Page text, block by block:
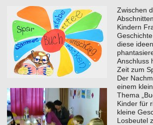
Zwischen
Kindern
diese
Anschluss
Zeit zum
Der
einem
Thema
Kinder für
kleine
Losbeutel